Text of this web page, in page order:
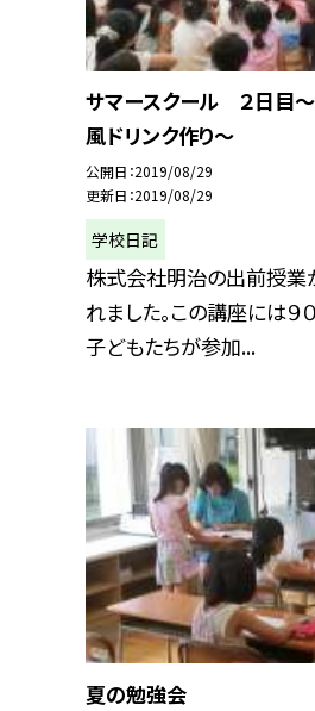
サマースクール ２日目
風ドリンク作り〜
公開日 2019/08/29
更新日 2019/08/29
学校日記
株式会社明治の出前授業
れました。この講座には９
子どもたちが参加...
夏の勉強会